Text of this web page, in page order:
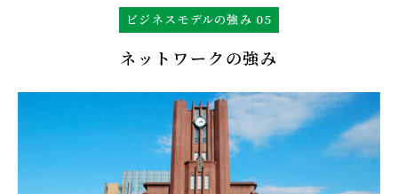
ビジネスモデルの強み 05
ネットワークの強み